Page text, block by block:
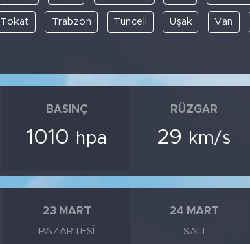
Tokat Trabzon Tunceli Uşak Van
BASINÇ
1010 hpa
RÜZGAR
29 km/s
23 MART
PAZARTESI
24 MART
SALI